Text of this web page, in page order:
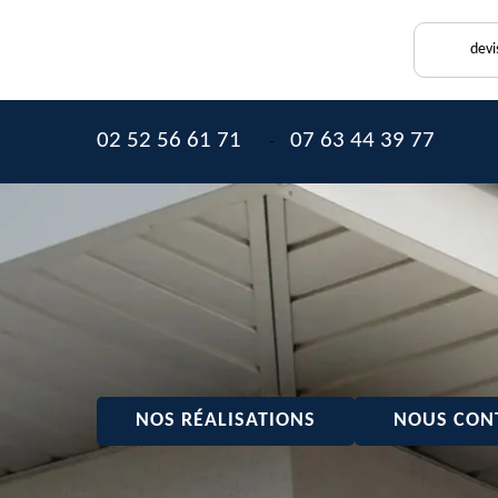
02 52 56 61 71 - 07 63 44 39 77
NOS RÉALISATIONS NOUS